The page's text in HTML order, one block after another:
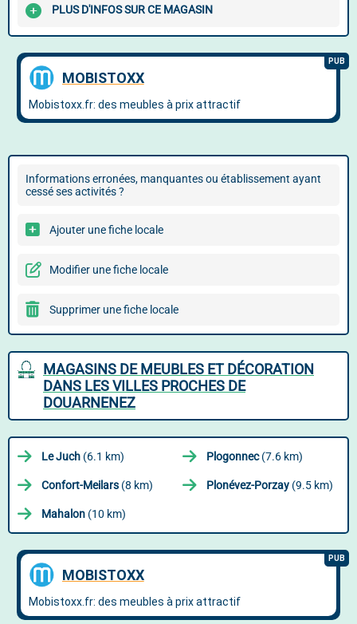
PLUS D'INFOS SUR CE MAGASIN
Informations erronées, manquantes ou établissement ayant
cessé ses activités ?
Ajouter une fiche locale
Modifier une fiche locale
Supprimer une fiche locale
MAGASINS DE MEUBLES ET DÉCORATION
DANS LES VILLES PROCHES DE
DOUARNENEZ
Le Juch (6.1 km) Plogonnec(7.6 km)
Confort-Meilars (8 km) Plonévez-Porzay (9.5 km)
Mahalon (10 km)